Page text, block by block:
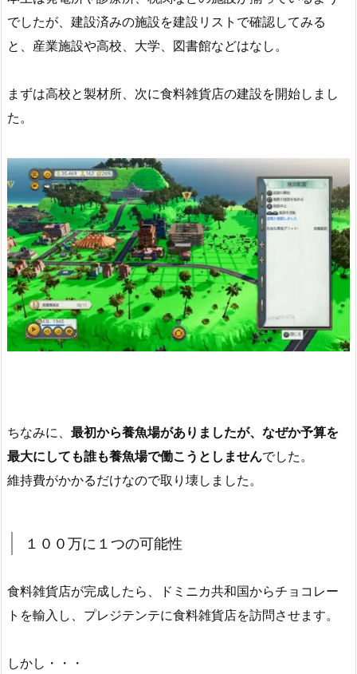
でしたが、建設済みの施設を建設リストで確認してみる
と、産業施設や高校、大学、図書館などはなし。
まずは高校と製材所、次に食料雑貨店の建設を開始しまし
た。
ちなみに、 最初から養魚場がありましたが、なぜか予算を
最大にしても誰も養魚場で働こうとしませんでした。
維持費がかかるだけなので取り壊しました。
１００万に１つの可能性
食料雑貨店が完成したら、ドミニカ共和国からチョコレー
トを輸入し、プレジテンテに食料雑貨店を訪問させます。
しかし・・・